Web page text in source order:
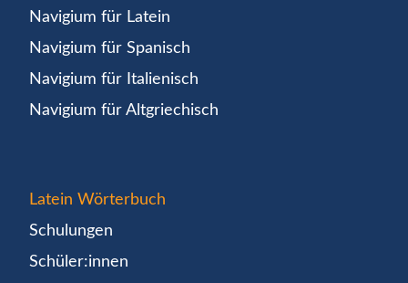
Navigium für Latein
Navigium für Spanisch
Navigium für Italienisch
Navigium für Altgriechisch
Latein Wörterbuch
Schulungen
Schüler:innen